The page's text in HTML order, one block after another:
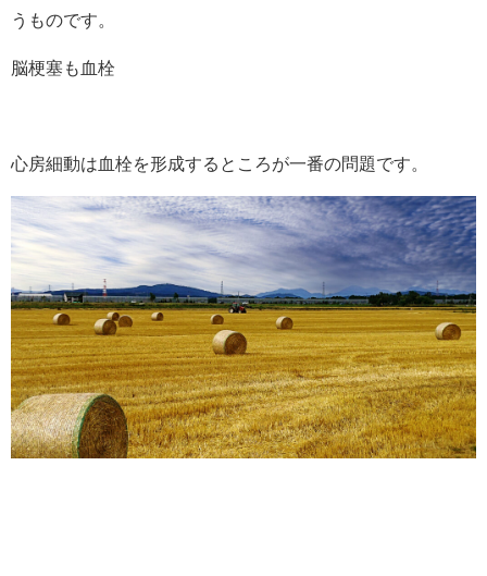
うものです。
脳梗塞も血栓
心房細動は血栓を形成するところが一番の問題です。